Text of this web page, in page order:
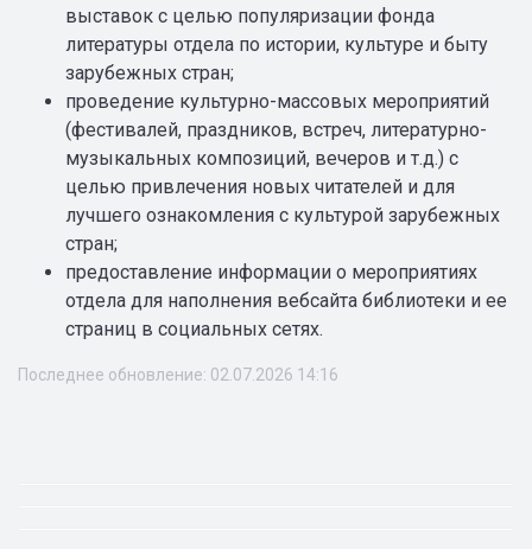
выставок с целью популяризации фонда
литературы отдела по истории, культуре и быту
зарубежных стран;
проведение культурно-массовых мероприятий
(фестивалей, праздников, встреч, литературно-
музыкальных композиций, вечеров и т.д.) с
целью привлечения новых читателей и для
лучшего ознакомления с культурой зарубежных
стран;
предоставление информации о мероприятиях
отдела для наполнения вебсайта библиотеки и ее
страниц в социальных сетях.
Последнее обновление: 02.07.2026 14:16